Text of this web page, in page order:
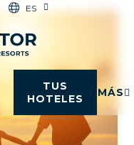
ES
TUS
HOTELES
MÁS